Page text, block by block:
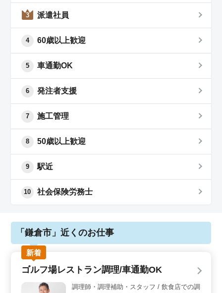
3 派遣社員
4 60歳以上歓迎
5 車通勤OK
6 発注者支援
7 施工管理
8 50歳以上歓迎
9 駅近
10 社会保険労務士
「鎌倉市」近くのお仕事
新着
ゴルフ場レストラン調理/車通勤OK
調理師・調理補助・スタッフ / 飲食店での調